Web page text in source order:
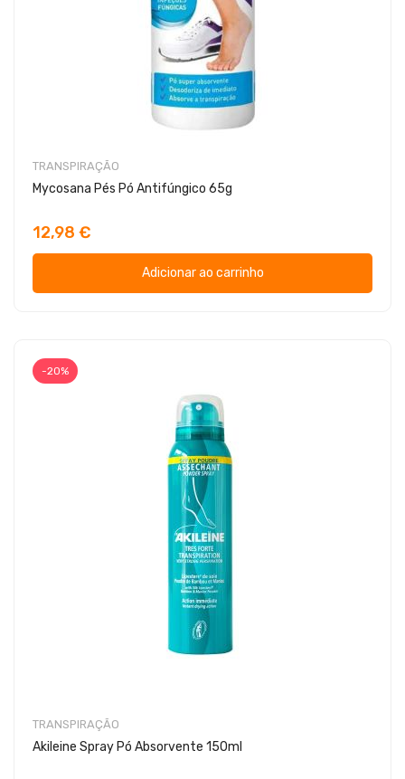
TRANSPIRAÇÃO
Mycosana Pés Pó Antifúngico 65g
12,98 €
Adicionar ao carrinho
-20%
TRANSPIRAÇÃO
Akileine Spray Pó Absorvente 150ml